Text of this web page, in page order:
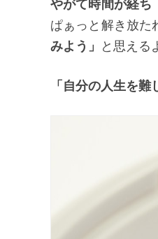
やがて時間が経ち
ぱぁっと解き放た
みよう」 と思える
「自分の人生を